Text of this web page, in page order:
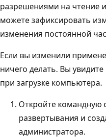
разрешениями на чтение
можете зафиксировать
изменения постоянной
Если вы изменили
ничего делать. Вы
при загрузке компьютера.
Откройте командную
развертывания и
администратора.